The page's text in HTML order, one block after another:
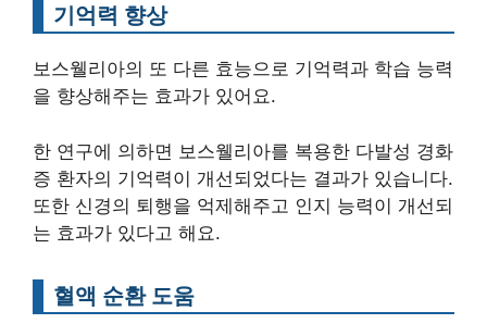
기억력 향상
보스웰리아의 또 다른 효능으로 기억력과 학습 능력
을 향상해주는 효과가 있어요.
한 연구에 의하면 보스웰리아를 복용한 다발성 경화
증 환자의 기억력이 개선되었다는 결과가 있습니다.
또한 신경의 퇴행을 억제해주고 인지 능력이 개선되
는 효과가 있다고 해요.
혈액 순환 도움